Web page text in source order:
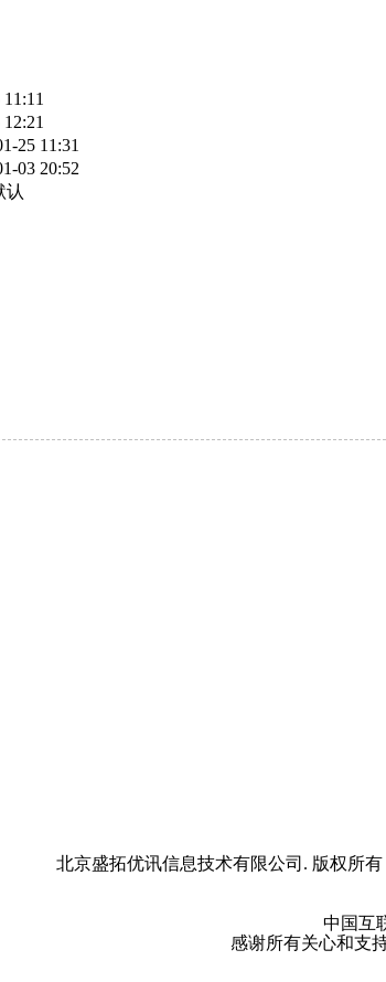
25 11:31
03 20:52
认
北京盛拓优讯信息技术有限公司. 版权所有
中国互
感谢所有关心和支